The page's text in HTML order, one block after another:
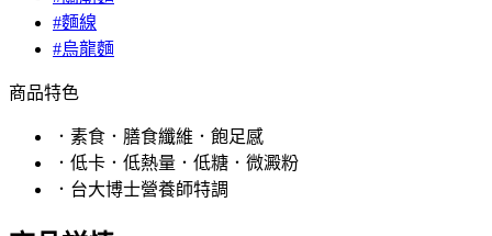
#麵線
#烏龍麵
商品特色
．素食．膳食纖維．飽足感
．低卡．低熱量．低糖．微澱粉
．台大博士營養師特調